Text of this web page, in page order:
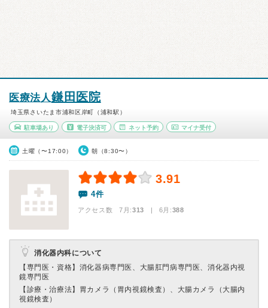
医療法人鎌田医院
埼玉県さいたま市浦和区岸町（浦和駅）
駐車場あり 電子決済可 ネット予約 マイナ受付
土曜（〜17:00） 朝（8:30〜）
3.91
4件
アクセス数 7月:313 | 6月:388
消化器内科について
【専門医・資格】 消化器病専門医、大腸肛門病専門医、消化器内視
鏡専門医
【診療・治療法】 胃カメラ（胃内視鏡検査）、大腸カメラ（大腸内
視鏡検査）